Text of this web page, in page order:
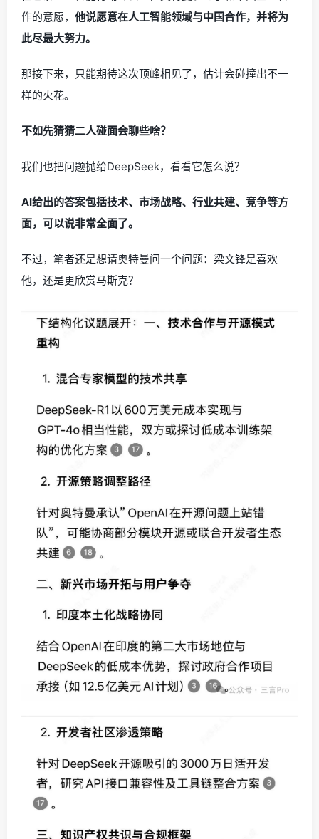
作的意愿， 他说愿意在人工智能领域与中国合作，并将为
此尽最大努力。
那接下来，只能期待这次顶峰相见了，估计会碰撞出不一
样的火花。
不如先猜猜二人碰面会聊些啥？
我们也把问题抛给DeepSeek，看看它怎么说？
AI给出的答案包括技术、市场战略、行业共建、竞争等方
面，可以说非常全面了。
不过，笔者还是想请奥特曼问一个问题：梁文锋是喜欢
他，还是更欣赏马斯克？